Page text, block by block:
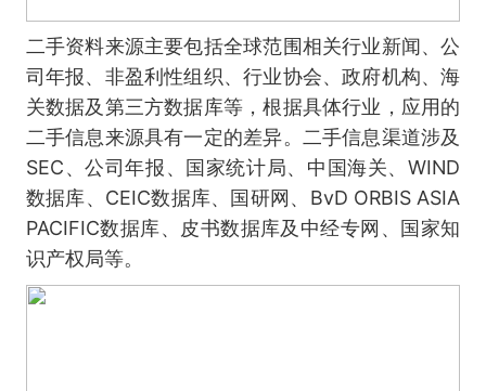
二手资料来源主要包括全球范围相关行业新闻、公
司年报、非盈利性组织、行业协会、政府机构、海
关数据及第三方数据库等，根据具体行业，应用的
二手信息来源具有一定的差异。二手信息渠道涉及
SEC、公司年报、国家统计局、中国海关、WIND
数据库、CEIC数据库、国研网、BvD ORBIS ASIA
PACIFIC数据库、皮书数据库及中经专网、国家知
识产权局等。